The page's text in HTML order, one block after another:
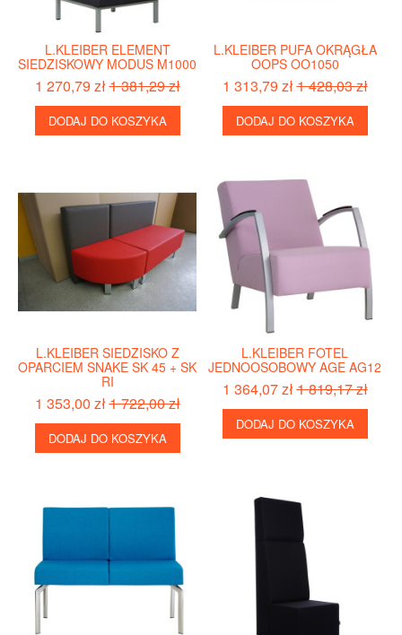
L.KLEIBER ELEMENT
SIEDZISKOWY MODUS M1000
1 270,79 zł1 381,29 zł
DODAJ DO KOSZYKA
L.KLEIBER PUFA OKRĄGŁA
OOPS OO1050
1 313,79 zł1 428,03 zł
DODAJ DO KOSZYKA
L.KLEIBER SIEDZISKO Z
OPARCIEM SNAKE SK 45 + SK
RI
1 353,00 zł1 722,00 zł
DODAJ DO KOSZYKA
L.KLEIBER FOTEL
JEDNOOSOBOWY AGE AG12
1 364,07 zł1 819,17 zł
DODAJ DO KOSZYKA